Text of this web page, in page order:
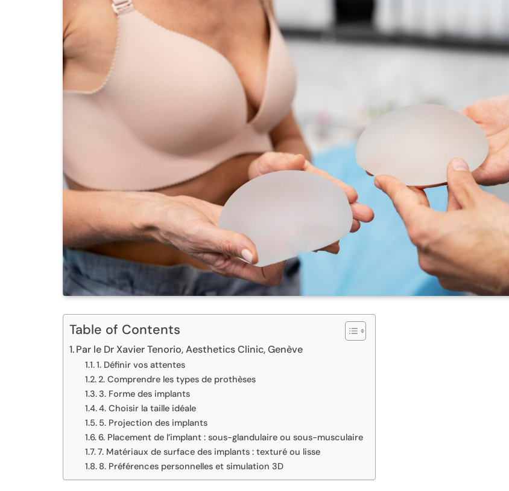
Table of Contents
Par le Dr Xavier Tenorio, Aesthetics Clinic, Genève
1. Définir vos attentes
2. Comprendre les types de prothèses
3. Forme des implants
4. Choisir la taille idéale
5. Projection des implants
6. Placement de l’implant : sous-glandulaire ou sous-musculaire
7. Matériaux de surface des implants : texturé ou lisse
8. Préférences personnelles et simulation 3D